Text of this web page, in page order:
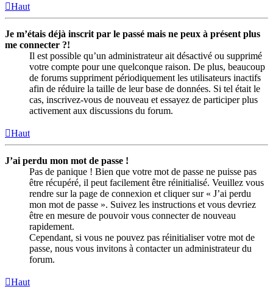
Haut
Je m’étais déjà inscrit par le passé mais ne peux à présent plus
me connecter ?!
Il est possible qu’un administrateur ait désactivé ou supprimé
votre compte pour une quelconque raison. De plus, beaucoup
de forums suppriment périodiquement les utilisateurs inactifs
afin de réduire la taille de leur base de données. Si tel était le
cas, inscrivez-vous de nouveau et essayez de participer plus
activement aux discussions du forum.
Haut
J’ai perdu mon mot de passe !
Pas de panique ! Bien que votre mot de passe ne puisse pas
être récupéré, il peut facilement être réinitialisé. Veuillez vous
rendre sur la page de connexion et cliquer sur « J’ai perdu
mon mot de passe ». Suivez les instructions et vous devriez
être en mesure de pouvoir vous connecter de nouveau
rapidement.
Cependant, si vous ne pouvez pas réinitialiser votre mot de
passe, nous vous invitons à contacter un administrateur du
forum.
Haut